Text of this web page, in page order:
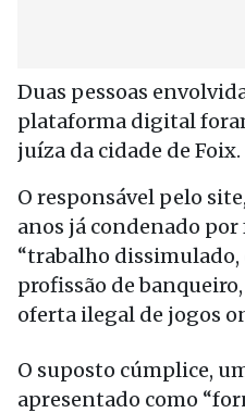
Duas pessoas
plataforma digital
juíza da cidade de Foix.
O responsável pelo
anos já condenado
“trabalho
profissão de
oferta ilegal de jogos
O suposto cúmplice,
apresentado como